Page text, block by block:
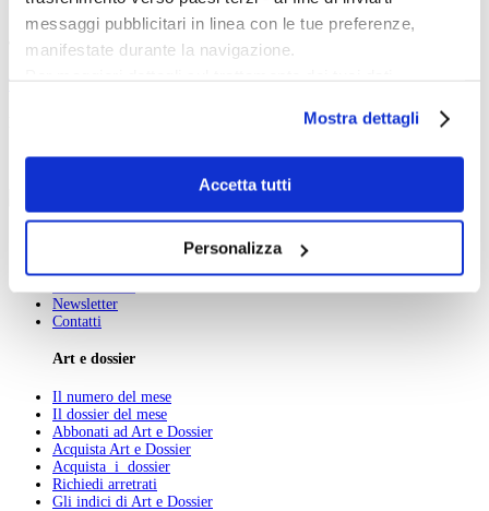
messaggi pubblicitari in linea con le tue preferenze,
manifestate durante la navigazione.
scelte privacy sui cookie, ti invitiamo a prendere visione
dell’informativa cookie.
Chiudendo il banner tramite la “X” prosegui la
navigazione senza alcuna profilazione e con installazione
il tuo consenso alla profilazione che potrai revocare in
Mostra dettagli
Accetta tutti
Personalizza
Twitter
Tweets di @artedossier
100 Mostre
Pubblicità
Newsletter
Contatti
Art e dossier
Il numero del mese
Il dossier del mese
Abbonati ad Art e Dossier
Acquista Art e Dossier
Acquista i dossier
Richiedi arretrati
Gli indici di Art e Dossier